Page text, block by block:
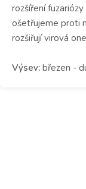
rozšíření
ošetřujeme proti
rozšiřují virová
Výsev: březen -